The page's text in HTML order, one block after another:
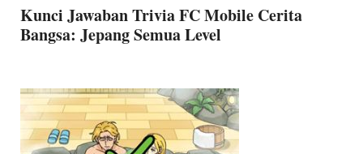
Kunci Jawaban Trivia FC Mobile Cerita
Bangsa: Jepang Semua Level